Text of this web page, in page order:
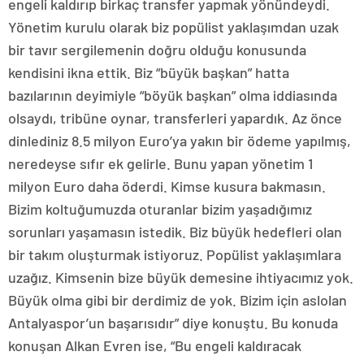
engeli kaldırıp birkaç transfer yapmak yönündeydi.
Yönetim kurulu olarak biz popülist yaklaşımdan uzak
bir tavır sergilemenin doğru olduğu konusunda
kendisini ikna ettik. Biz “büyük başkan” hatta
bazılarının deyimiyle “böyük başkan” olma iddiasında
olsaydı, tribüne oynar, transferleri yapardık. Az önce
dinlediniz 8.5 milyon Euro’ya yakın bir ödeme yapılmış,
neredeyse sıfır ek gelirle. Bunu yapan yönetim 1
milyon Euro daha öderdi. Kimse kusura bakmasın.
Bizim koltuğumuzda oturanlar bizim yaşadığımız
sorunları yaşamasın istedik. Biz büyük hedefleri olan
bir takım oluşturmak istiyoruz. Popülist yaklaşımlara
uzağız. Kimsenin bize büyük demesine ihtiyacımız yok.
Büyük olma gibi bir derdimiz de yok. Bizim için aslolan
Antalyaspor’un başarısıdır” diye konuştu. Bu konuda
konuşan Alkan Evren ise, “Bu engeli kaldıracak